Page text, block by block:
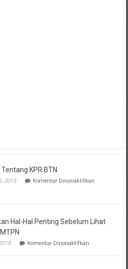
KPR BTN
2015 Komentar Dinonaktifkanpada
KPR
Hal-Hal Penting Sebelum Lihat
Komentar Dinonaktifkanpada
Hal-